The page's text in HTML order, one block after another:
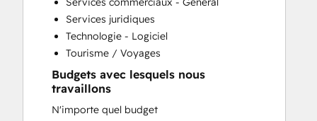
HubSpot Onboarding
Paid Advertising
Sales and Marketing Alignment
Search Engine Optimization
Social Media
Video Production
Website Design
Services juridiques
Technologie - Logiciel
Tourisme / Voyages
Budgets avec lesquels nous
travaillons
N'importe quel budget